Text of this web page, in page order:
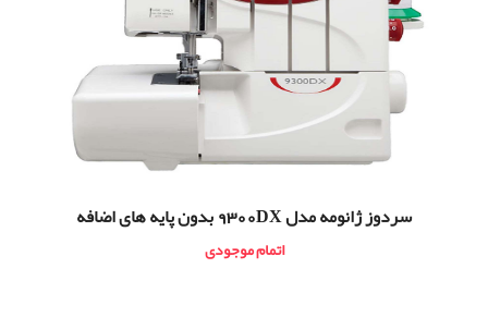
سردوز ژانومه مدل 9300DX بدون پایه های اضافه
اتمام موجودی